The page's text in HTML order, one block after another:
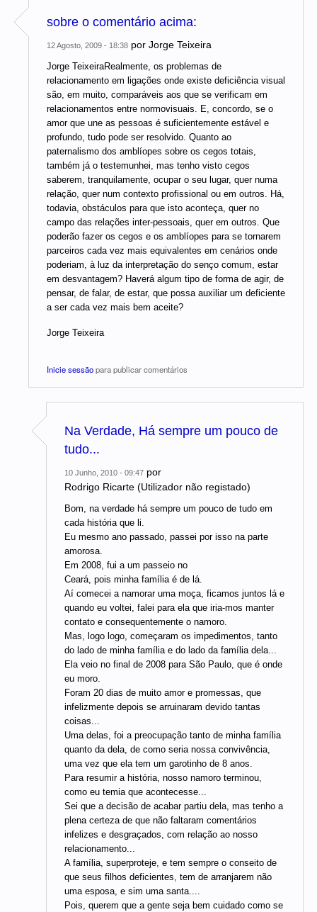
sobre o comentário acima:
12 Agosto, 2009 - 18:38 por Jorge Teixeira
Jorge TeixeiraRealmente, os problemas de
relacionamento em ligações onde existe deficiência visual
são, em muito, comparáveis aos que se verificam em
relacionamentos entre normovisuais. E, concordo, se o
amor que une as pessoas é suficientemente estável e
profundo, tudo pode ser resolvido. Quanto ao
paternalismo dos amblíopes sobre os cegos totais,
também já o testemunhei, mas tenho visto cegos
saberem, tranquilamente, ocupar o seu lugar, quer numa
relação, quer num contexto profissional ou em outros. Há,
todavia, obstáculos para que isto aconteça, quer no
campo das relações inter-pessoais, quer em outros. Que
poderão fazer os cegos e os amblíopes para se tornarem
parceiros cada vez mais equivalentes em cenários onde
poderiam, à luz da interpretação do senço comum, estar
em desvantagem? Haverá algum tipo de forma de agir, de
pensar, de falar, de estar, que possa auxiliar um deficiente
a ser cada vez mais bem aceite?
Jorge Teixeira
Inicie sessãopara publicar comentários
Na Verdade, Há sempre um pouco de
tudo...
10 Junho, 2010 - 09:47 por
Rodrigo Ricarte (Utilizador não registado)
Bom, na verdade há sempre um pouco de tudo em
cada história que li.
Eu mesmo ano passado, passei por isso na parte
amorosa.
Em 2008, fui a um passeio no
Ceará, pois minha família é de lá.
Aí comecei a namorar uma moça, ficamos juntos lá e
quando eu voltei, falei para ela que iria-mos manter
contato e consequentemente o namoro.
Mas, logo logo, começaram os impedimentos, tanto
do lado de minha família e do lado da família dela...
Ela veio no final de 2008 para São Paulo, que é onde
eu moro.
Foram 20 dias de muito amor e promessas, que
infelizmente depois se arruinaram devido tantas
coisas...
Uma delas, foi a preocupação tanto de minha família
quanto da dela, de como seria nossa convivência,
uma vez que ela tem um garotinho de 8 anos.
Para resumir a história, nosso namoro terminou,
como eu temia que acontecesse...
Sei que a decisão de acabar partiu dela, mas tenho a
plena certeza de que não faltaram comentários
infelizes e desgraçados, com relação ao nosso
relacionamento...
A família, superproteje, e tem sempre o conseito de
que seus filhos deficientes, tem de arranjarem não
uma esposa, e sim uma santa....
Pois, querem que a gente seja bem cuidado como se